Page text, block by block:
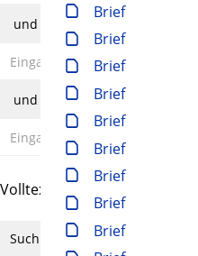
Volltext und Inhaltsverzeichnis
Suchbegriff
Brief
Brief
Brief
Brief
Brief
Brief
Brief
Brief
Brief